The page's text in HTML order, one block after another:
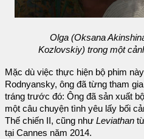
Olga (Oksana
Kozlovskiy) trong một
Mặc dù việc thực hiện bộ phim
Rodnyansky, ông đã từng tham
tráng trước đó: Ông đã sản xuất
một câu chuyện tình yêu lấy bối
Thế chiến II, cũng như Leviathan
tại Cannes năm 2014.